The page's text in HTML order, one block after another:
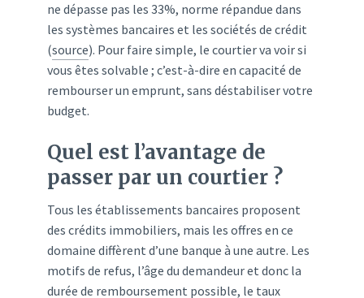
ne dépasse pas les 33%, norme répandue dans
les systèmes bancaires et les sociétés de crédit
(source). Pour faire simple, le courtier va voir si
vous êtes solvable ; c’est-à-dire en capacité de
rembourser un emprunt, sans déstabiliser votre
budget.
Quel est l’avantage de
passer par un courtier ?
Tous les établissements bancaires proposent
des crédits immobiliers, mais les offres en ce
domaine diffèrent d’une banque à une autre. Les
motifs de refus, l’âge du demandeur et donc la
durée de remboursement possible, le taux